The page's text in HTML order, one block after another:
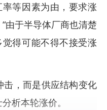
等因素为由，要求涨
由于半导体厂商也清楚
得可能不得不接受涨
击，而是供应结构变化
析本轮涨价。